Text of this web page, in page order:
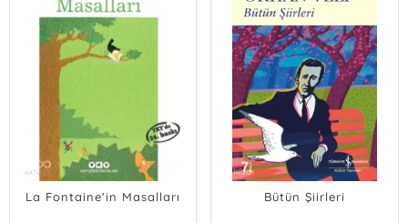
La Fontaine'in Masalları Bütün Şiirleri